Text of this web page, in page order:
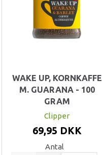
WAKE UP, KORNKAFFE
M. GUARANA - 100
GRAM
Clipper
69,95 DKK
Antal